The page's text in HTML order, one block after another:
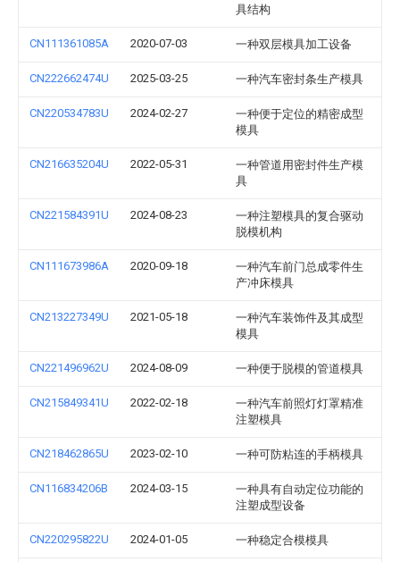
具结构
CN111361085A 2020-07-03 一种双层模具加工设备
CN222662474U 2025-03-25 一种汽车密封条生产模具
CN220534783U 2024-02-27
一种便于定位的精密成型
模具
CN216635204U 2022-05-31
一种管道用密封件生产模
具
CN221584391U 2024-08-23
一种注塑模具的复合驱动
脱模机构
CN111673986A 2020-09-18
一种汽车前门总成零件生
产冲床模具
CN213227349U 2021-05-18
一种汽车装饰件及其成型
模具
CN221496962U 2024-08-09 一种便于脱模的管道模具
CN215849341U 2022-02-18
一种汽车前照灯灯罩精准
注塑模具
CN218462865U 2023-02-10 一种可防粘连的手柄模具
CN116834206B 2024-03-15
一种具有自动定位功能的
注塑成型设备
CN220295822U 2024-01-05 一种稳定合模模具